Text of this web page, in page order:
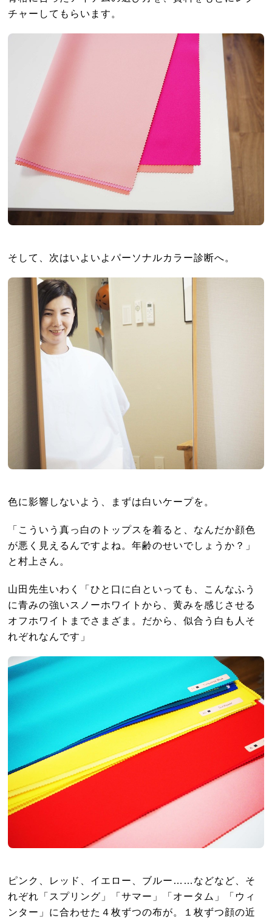
チャーしてもらいます。
そして、次はいよいよパーソナルカラー診断へ。
色に影響しないよう、まずは白いケープを。
「こういう真っ白のトップスを着ると、なんだか顔色
が悪く見えるんですよね。年齢のせいでしょうか？」
と村上さん。
山田先生いわく「ひと口に白といっても、こんなふう
に青みの強いスノーホワイトから、黄みを感じさせる
オフホワイトまでさまざま。だから、似合う白も人そ
れぞれなんです」
ピンク、レッド、イエロー、ブルー……などなど、そ
れぞれ「スプリング」「サマー」「オータム」「ウィ
ンター」に合わせた４枚ずつの布が。１枚ずつ顔の近